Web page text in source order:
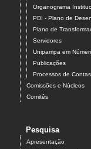
Organograma
PDI - Plano de
Plano de
Servidores
Unipampa em
Publicações
Processos de
Comissões e Núcleos
Comitês
Pesquisa
Apresentação